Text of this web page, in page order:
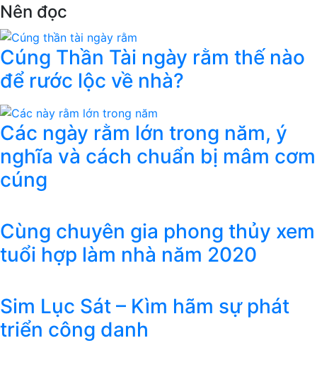
Nên đọc
Cúng Thần Tài ngày rằm thế nào
để rước lộc về nhà?
Các ngày rằm lớn trong năm, ý
nghĩa và cách chuẩn bị mâm cơm
cúng
Cùng chuyên gia phong thủy xem
tuổi hợp làm nhà năm 2020
Sim Lục Sát – Kìm hãm sự phát
triển công danh